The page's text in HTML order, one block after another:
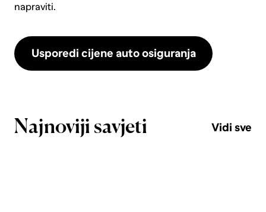
napraviti.
Usporedi cijene auto osiguranja
Najnoviji savjeti Vidi sve